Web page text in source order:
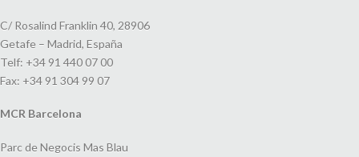
C/ Rosalind Franklin 40, 28906
Getafe – Madrid, España
Telf: +34 91 440 07 00
Fax: +34 91 304 99 07
MCR Barcelona
Parc de Negocis Mas Blau